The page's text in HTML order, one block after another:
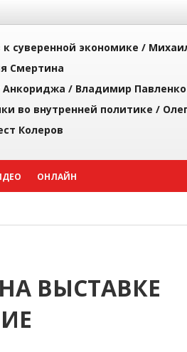
суверенной экономике /
Смертина
Анкориджа / Владимир Павленко
во внутренней политике /
Колеров
ОНЛАЙН
ВЫСТАВКЕ